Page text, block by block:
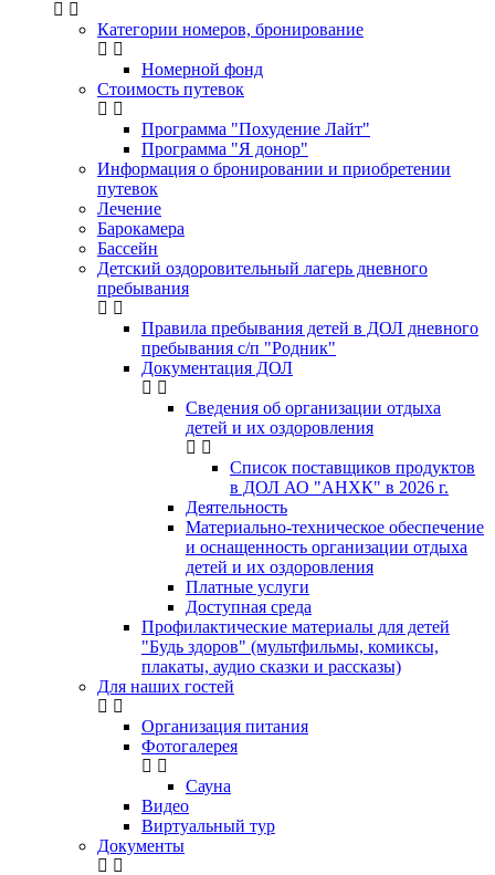
Категории номеров, бронирование
Номерной фонд
Стоимость путевок
Программа "Похудение Лайт"
Программа "Я донор"
Информация о бронировании и приобретении
путевок
Лечение
Барокамера
Бассейн
Детский оздоровительный лагерь дневного
пребывания
Правила пребывания детей в ДОЛ дневного
пребывания с/п "Родник"
Документация ДОЛ
Сведения об организации отдыха
детей и их оздоровления
Список поставщиков продуктов
в ДОЛ АО "АНХК" в 2026 г.
Деятельность
Материально-техническое обеспечение
и оснащенность организации отдыха
детей и их оздоровления
Платные услуги
Доступная среда
Профилактические материалы для детей
"Будь здоров" (мультфильмы, комиксы,
плакаты, аудио сказки и рассказы)
Для наших гостей
Организация питания
Фотогалерея
Сауна
Видео
Виртуальный тур
Документы